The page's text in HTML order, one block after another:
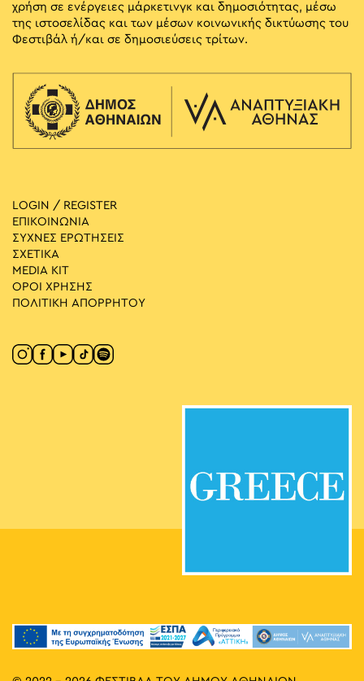
χρήση σε ενέργειες μάρκετινγκ και δημοσιότητας, μέσω
της ιστοσελίδας και των μέσων κοινωνικής δικτύωσης του
Φεστιβάλ ή/και σε δημοσιεύσεις τρίτων.
LOGIN / REGISTER
ΕΠΙΚΟΙΝΩΝΙΑ
ΣΥΧΝΕΣ ΕΡΩΤΗΣΕΙΣ
ΣΧΕΤΙΚΑ
MEDIA ΚIT
ΟΡΟΙ ΧΡΗΣΗΣ
ΠΟΛΙΤΙΚΗ ΑΠΟΡΡΗΤΟΥ